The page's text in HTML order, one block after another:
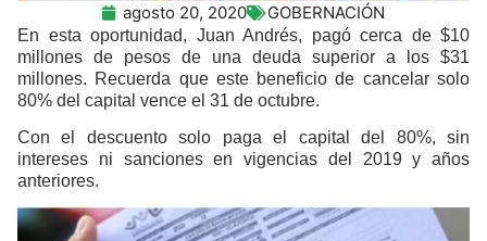
agosto 20, 2020 GOBERNACIÓN
En esta oportunidad, Juan Andrés, pagó cerca de $10
millones de pesos de una deuda superior a los $31
millones. Recuerda que este beneficio de cancelar solo
80% del capital vence el 31 de octubre.
Con el descuento solo paga el capital del 80%, sin
intereses ni sanciones en vigencias del 2019 y años
anteriores.